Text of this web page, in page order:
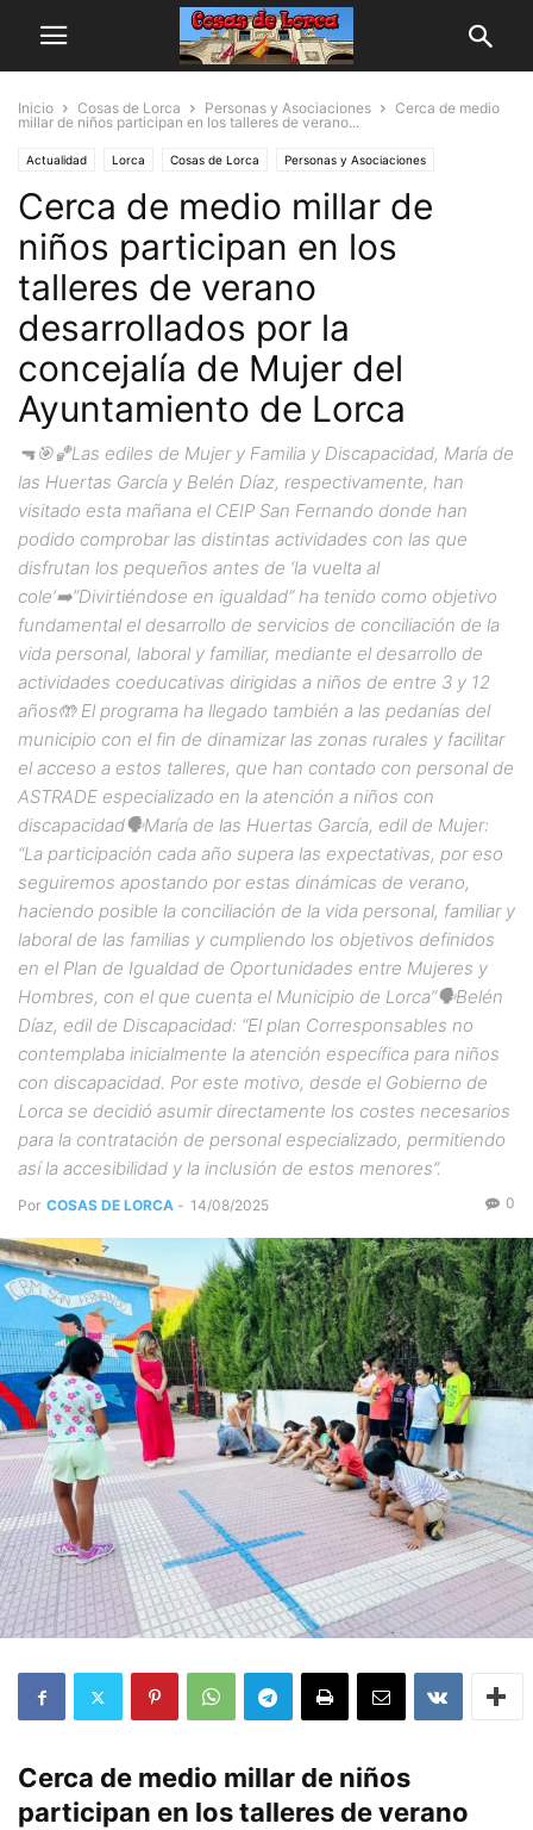
Inicio Cosas de Lorca Personas y Asociaciones
Cerca de medio
millar de niños participan en los talleres de verano...
Actualidad Lorca Cosas de Lorca Personas y Asociaciones
Cerca de medio millar de
niños participan en los
talleres de verano
desarrollados por la
concejalía de Mujer del
Ayuntamiento de Lorca
🔫🎯🏀Las ediles de Mujer y Familia y Discapacidad, María de
las Huertas García y Belén Díaz, respectivamente, han
visitado esta mañana el CEIP San Fernando donde han
podido comprobar las distintas actividades con las que
disfrutan los pequeños antes de ‘la vuelta al
cole’➡️”Divirtiéndose en igualdad” ha tenido como objetivo
fundamental el desarrollo de servicios de conciliación de la
vida personal, laboral y familiar, mediante el desarrollo de
actividades coeducativas dirigidas a niños de entre 3 y 12
años🤲 El programa ha llegado también a las pedanías del
municipio con el fin de dinamizar las zonas rurales y facilitar
el acceso a estos talleres, que han contado con personal de
ASTRADE especializado en la atención a niños con
discapacidad🗣️María de las Huertas García, edil de Mujer:
“La participación cada año supera las expectativas, por eso
seguiremos apostando por estas dinámicas de verano,
haciendo posible la conciliación de la vida personal, familiar y
laboral de las familias y cumpliendo los objetivos definidos
en el Plan de Igualdad de Oportunidades entre Mujeres y
Hombres, con el que cuenta el Municipio de Lorca”🗣️Belén
Díaz, edil de Discapacidad: “El plan Corresponsables no
contemplaba inicialmente la atención específica para niños
con discapacidad. Por este motivo, desde el Gobierno de
Lorca se decidió asumir directamente los costes necesarios
para la contratación de personal especializado, permitiendo
así la accesibilidad y la inclusión de estos menores”.
Por COSAS DE LORCA - 14/08/2025 0
Cerca de medio millar de niños
participan en los talleres de verano